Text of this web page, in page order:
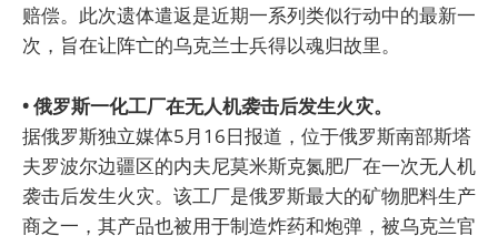
赔偿。此次遗体遣返是近期一系列类似行动中的最新一
次，旨在让阵亡的乌克兰士兵得以魂归故里。
• 俄罗斯一化工厂在无人机袭击后发生火灾。
据俄罗斯独立媒体5月16日报道，位于俄罗斯南部斯塔
夫罗波尔边疆区的内夫尼莫米斯克氮肥厂在一次无人机
袭击后发生火灾。该工厂是俄罗斯最大的矿物肥料生产
商之一，其产品也被用于制造炸药和炮弹，被乌克兰官